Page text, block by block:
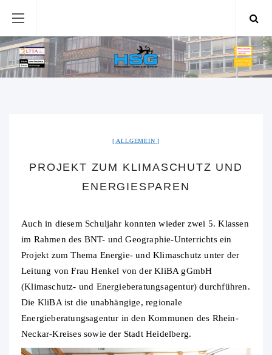
ALLGEMEIN
PROJEKT ZUM KLIMASCHUTZ UND
ENERGIESPAREN
Auch in diesem Schuljahr konnten wieder zwei 5. Klassen
im Rahmen des BNT- und Geographie-Unterrichts ein
Projekt zum Thema Energie- und Klimaschutz unter der
Leitung von Frau Henkel von der KliBA gGmbH
(Klimaschutz- und Energieberatungsagentur) durchführen.
Die KliBA ist die unabhängige, regionale
Energieberatungsagentur in den Kommunen des Rhein-
Neckar-Kreises sowie der Stadt Heidelberg.